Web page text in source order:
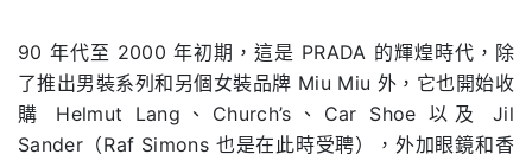
90 年代至 2000年初期，這是 PRADA 的輝煌時代，除
了推出男裝系列和另個女裝品牌 Miu Miu 外，它也開始收
購
Helmut Lang 、 Church’s 、 Car Shoe以及
Jil
Sander （Raf Simons 也是在此時受聘），外加眼鏡和香